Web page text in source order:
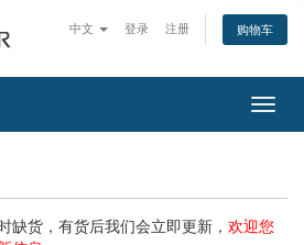
中文 登录 注册 购物车
缺货，有货后我们会立即更新， 欢迎您